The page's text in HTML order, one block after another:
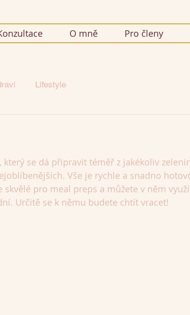
O mně Pro členy
Lifestyle
se dá připravit téměř z jakékoliv
Vše je rychle a snadno
pro meal preps a můžete v něm
Určitě se k němu budete chtít vracet!